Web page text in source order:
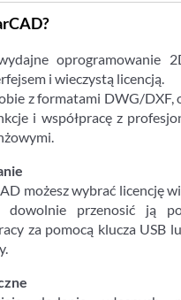
oprogramowanie
i wieczystą licencją.
z formatami DWG/DXF,
i współpracę z
możesz wybrać licencję
przenosić ją
za pomocą klucza USB